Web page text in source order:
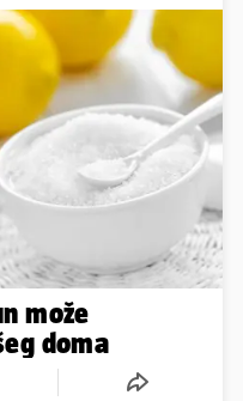
može
doma